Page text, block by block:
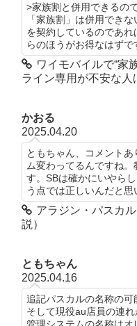
>家族割と併用できるの
「家族割」は併用でき
を契約しているのであ
らのほうがお得なはずで
ワイモバイルで“家
ライン専用が不安な
かおる
2025.04.20
ともちゃん、コメント
ム変わってるんですね
す。SBは確かにいやら
う点では正しいんだと思
アラジン・パスカ
説）
ともちゃん
2025.04.16
追記パスカルの名称の
そして現役au店員の連